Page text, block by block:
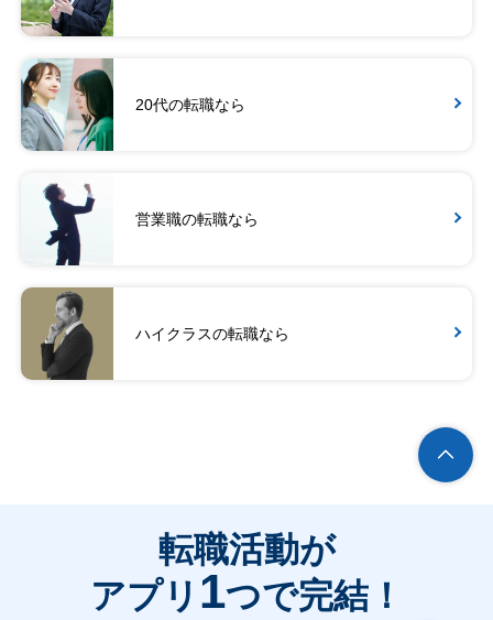
20代の転職なら
営業職の転職なら
ハイクラスの転職なら
転職活動が
アプリ 1つで完結！